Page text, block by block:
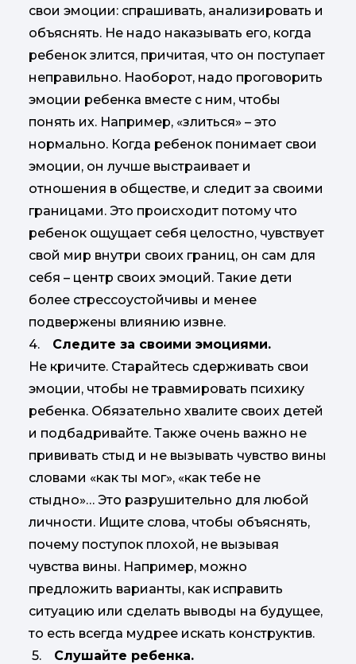
свои эмоции: спрашивать, анализировать и
объяснять. Не надо наказывать его, когда
ребенок злится, причитая, что он поступает
неправильно. Наоборот, надо проговорить
эмоции ребенка вместе с ним, чтобы
понять их. Например, «злиться» – это
нормально. Когда ребенок понимает свои
эмоции, он лучше выстраивает и
отношения в обществе, и следит за своими
границами. Это происходит потому что
ребенок ощущает себя целостно, чувствует
свой мир внутри своих границ, он сам для
себя – центр своих эмоций. Такие дети
более стрессоустойчивы и менее
подвержены влиянию извне.
4. Следите за своими эмоциями.
Не кричите. Старайтесь сдерживать свои
эмоции, чтобы не травмировать психику
ребенка. Обязательно хвалите своих детей
и подбадривайте. Также очень важно не
прививать стыд и не вызывать чувство вины
словами «как ты мог», «как тебе не
стыдно»… Это разрушительно для любой
личности. Ищите слова, чтобы объяснять,
почему поступок плохой, не вызывая
чувства вины. Например, можно
предложить варианты, как исправить
ситуацию или сделать выводы на будущее,
то есть всегда мудрее искать конструктив.
5. Слушайте ребенка.